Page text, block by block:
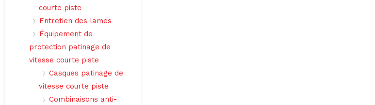
courte piste
Entretien des lames
Équipement de
protection patinage de
vitesse courte piste
Casques patinage de
vitesse courte piste
Combinaisons anti-